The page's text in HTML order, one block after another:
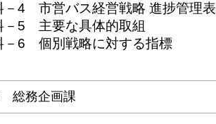
－4 市営バス経営戦略 進捗管理表
－5 主要な具体的取組
－6 個別戦略に対する指標
総務企画課